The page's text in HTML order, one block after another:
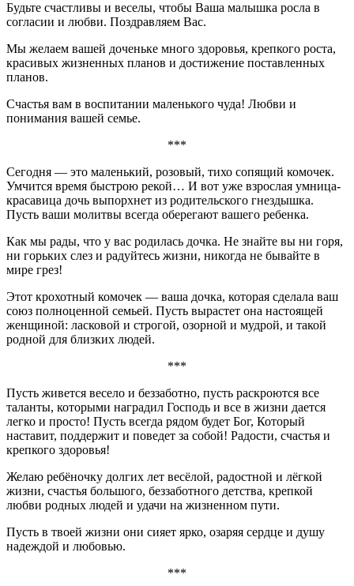
Будьте счастливы и веселы, чтобы Ваша малышка росла в
согласии и любви. Поздравляем Вас.
Мы желаем вашей доченьке много здоровья, крепкого роста,
красивых жизненных планов и достижение поставленных
планов.
Счастья вам в воспитании маленького чуда! Любви и
понимания вашей семье.
***
Сегодня — это маленький, розовый, тихо сопящий комочек.
Умчится время быстрою рекой… И вот уже взрослая умница-
красавица дочь выпорхнет из родительского гнездышка.
Пусть ваши молитвы всегда оберегают вашего ребенка.
Как мы рады, что у вас родилась дочка. Не знайте вы ни горя,
ни горьких слез и радуйтесь жизни, никогда не бывайте в
мире грез!
Этот крохотный комочек — ваша дочка, которая сделала ваш
союз полноценной семьей. Пусть вырастет она настоящей
женщиной: ласковой и строгой, озорной и мудрой, и такой
родной для близких людей.
***
Пусть живется весело и беззаботно, пусть раскроются все
таланты, которыми наградил Господь и все в жизни дается
легко и просто! Пусть всегда рядом будет Бог, Который
наставит, поддержит и поведет за собой! Радости, счастья и
крепкого здоровья!
Желаю ребёночку долгих лет весёлой, радостной и лёгкой
жизни, счастья большого, беззаботного детства, крепкой
любви родных людей и удачи на жизненном пути.
Пусть в твоей жизни они сияет ярко, озаряя сердце и душу
надеждой и любовью.
***